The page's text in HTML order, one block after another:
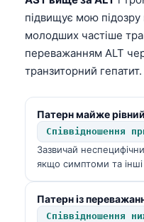
підвищує мою підозру
молодших частіше
переважанням ALT
транзиторний гепатит.
Патерн майже рівний
Співвідношення
Зазвичай
якщо симптоми та
Патерн із
Співвідношення